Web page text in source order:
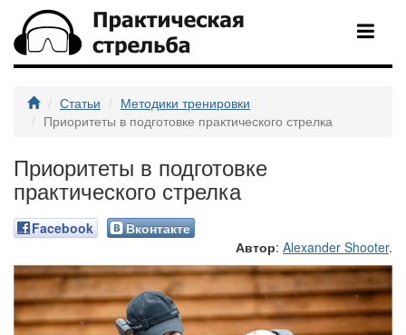
Статьи
Методики тренировки
Приоритеты в подготовке практического стрелка
Приоритеты в подготовке
практического стрелка
Facebook
Вконтакте
Автор: Alexander Shooter.